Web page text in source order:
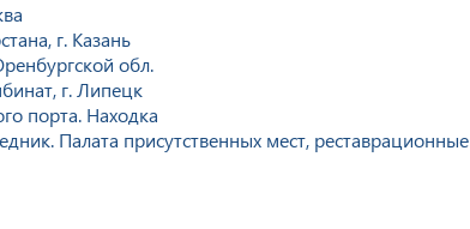
г. Казань
обл.
г. Липецк
порта. Находка
Палата присутственных мест, реставрационные